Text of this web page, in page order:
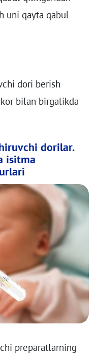
uni qayta qabul
dori berish
bilan birgalikda
dorilar.
isitma
preparatlarning